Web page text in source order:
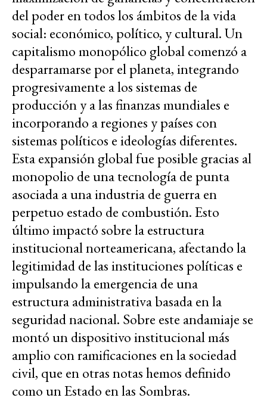
del poder en todos los ámbitos de la vida
social: económico, político, y cultural. Un
capitalismo monopólico global comenzó a
desparramarse por el planeta, integrando
progresivamente a los sistemas de
producción y a las finanzas mundiales e
incorporando a regiones y países con
sistemas políticos e ideologías diferentes.
Esta expansión global fue posible gracias al
monopolio de una tecnología de punta
asociada a una industria de guerra en
perpetuo estado de combustión. Esto
último impactó sobre la estructura
institucional norteamericana, afectando la
legitimidad de las instituciones políticas e
impulsando la emergencia de una
estructura administrativa basada en la
seguridad nacional. Sobre este andamiaje se
montó un dispositivo institucional más
amplio con ramificaciones en la sociedad
civil, que en otras notas hemos definido
como un Estado en las Sombras.